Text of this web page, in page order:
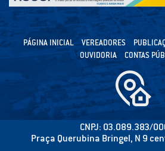
PÁGINA INICIAL VEREADORES
OUVIDORIA
CONTAS
CNPJ: 03.089.383/
Praça Querubina Bringel, N 9